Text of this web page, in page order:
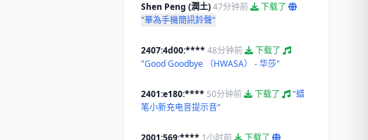
Shen Peng (潤土)47分钟前
下载了
"華為手機簡訊鈴聲"
2407:4d00:**** 48分钟前
下载了
"Good Goodbye （HWASA） - 华莎"
2401:e180:**** 50分钟前 下载了
"蜡
笔小新充电音提示音"
2001:569:**** 1小时前
下载了